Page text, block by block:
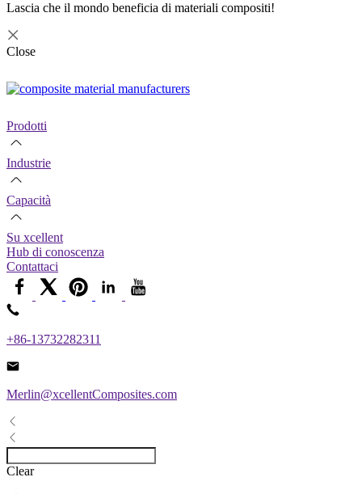
Lascia che il mondo beneficia di materiali compositi!
Close
Prodotti
Industrie
Capacità
Su xcellent
Hub di conoscenza
Contattaci
+86-13732282311
Merlin@xcellentComposites.com
Clear